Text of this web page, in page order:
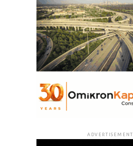
ADVERTISEMENT